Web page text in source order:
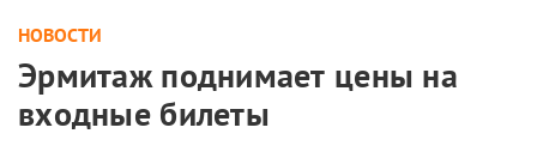
НОВОСТИ
Эрмитаж поднимает цены на
входные билеты